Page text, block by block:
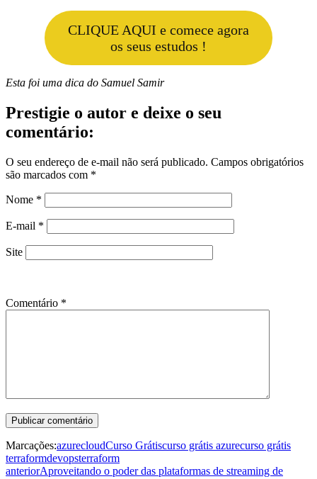
CLIQUE AQUI e comece agora
os seus estudos !
Esta foi uma dica do Samuel Samir
Prestigie o autor e deixe o seu
comentário:
O seu endereço de e-mail não será publicado. Campos obrigatórios
são marcados com *
Nome *
E-mail *
Site
Comentário *
Marcações:azurecloudCurso Grátiscurso grátis azurecurso grátis
terraformdevopsterraform
anteriorAproveitando o poder das plataformas de streaming de